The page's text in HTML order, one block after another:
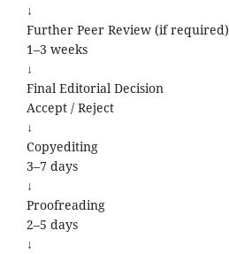
↓
Further Peer Review (if required)
1–3 weeks
↓
Final Editorial Decision
Accept / Reject
↓
Copyediting
3–7 days
↓
Proofreading
2–5 days
↓